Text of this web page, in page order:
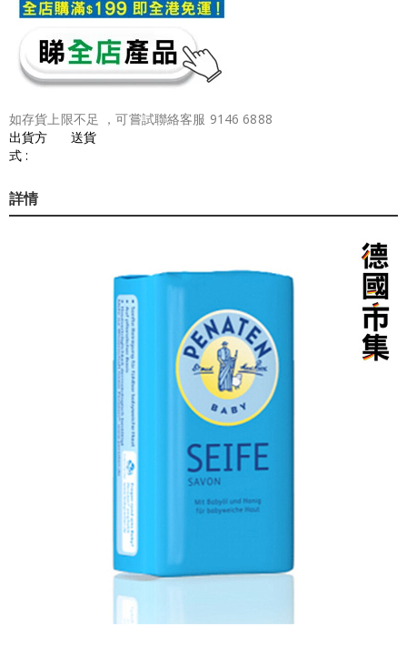
如存貨上限不足 ，可嘗試聯絡客服 9146 6888
出貨方
式 :
送貨
詳情